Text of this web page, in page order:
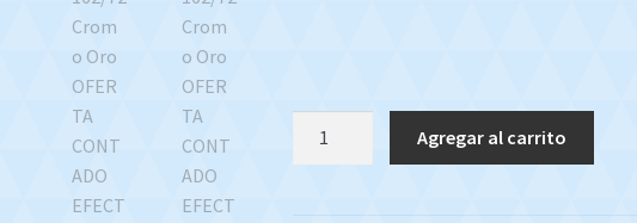
Agregar al carrito